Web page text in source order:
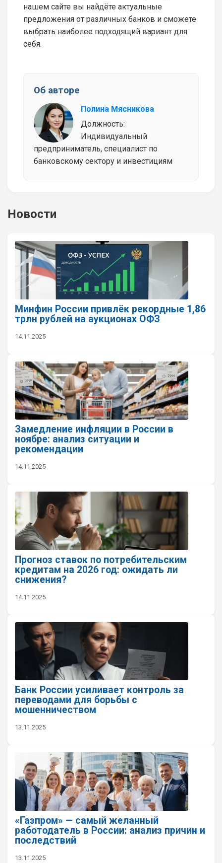
нашем сайте вы найдёте актуальные
предложения от различных банков и сможете
выбрать наиболее подходящий вариант для
себя.
Об авторе
Полина Мясникова
Должность:
Индивидуальный
предприниматель, специалист по
банковскому сектору и инвестициям
Новости
Минфин России привлёк рекордные 1,86
трлн рублей на аукционах ОФЗ
14.11.2025
Замедление инфляции в России в
ноябре: анализ ситуации и
рекомендации
14.11.2025
Прогноз ставок по потребительским
кредитам на 2026 год: ожидать ли
снижения?
14.11.2025
Банк России усиливает контроль за
переводами для борьбы с
мошенничеством
13.11.2025
«Газпром» — самый желанный
работодатель в России: анализ причин и
последствий
13.11.2025